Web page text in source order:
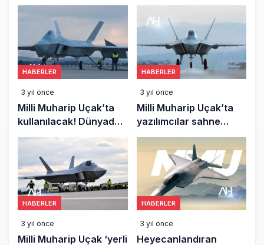
ANKA-3 gövde
gösterisine çıkıyor
Milli Muharip Uçak
sürprize hazırlanıyor
HABERLER
3 yıl önce
Milli Muharip Uçak’ta
kullanılacak! Dünyada
sadece 4 ülke
üretebiliyor
HABERLER
3 yıl önce
Milli Muharip Uçak’ta
yazılımcılar sahne
alıyor
HABERLER
3 yıl önce
Milli Muharip Uçak ‘yerli
HABERLER
3 yıl önce
Heyecanlandıran